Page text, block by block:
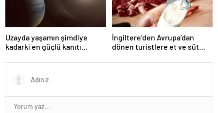
Uzayda yaşamın şimdiye
kadarki en güçlü kanıtı
İngiltere’den Avrupa’dan
dönen turistlere et ve süt